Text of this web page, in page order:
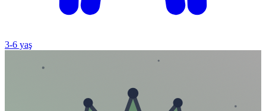
3-6 yaş